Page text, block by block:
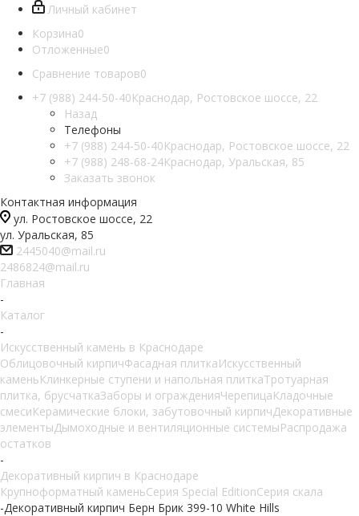
Личный кабинет
Корзина0
Отложенные0
Сравнение товаров0
+7 (988) 244-50-40Краснодар, Ростовское шоссе, 22
Назад
Телефоны
+7 (988) 244-50-40Краснодар, Ростовское шоссе, 22
+7 (988) 248-68-24Краснодар, Уральская, 85
Заказать звонок
Контактная информация
ул. Ростовское шоссе, 22
ул. Уральская, 85
2445040@mail.ru
2486824@mail.ru
Главная
-
Каталог
-
Искусственный камень в Краснодаре
Облицовочный кирпичФасадная плиткаИскусственный
каменьКлинкерные ступени и напольная плиткаТротуарная
плитка, брусчаткаЗаборы и огражденияЧерепицаКладочные
смесиКерамические блоки, забутовочный кирпичДекоративные
элементыДымоходные и вентиляционные системыРаспродажа
остатков
-
Декоративный кирпич в Краснодаре
Крупноформатный каменьСерия Special EditionСерия скала
-Декоративный кирпич Берн Брик 399-10 White Hills